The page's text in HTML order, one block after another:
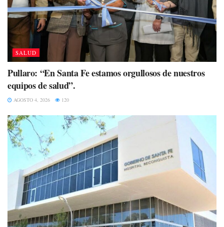
SALUD
Pullaro: “En Santa Fe estamos orgullosos de nuestros
equipos de salud”.
AGOSTO 4, 2026 120